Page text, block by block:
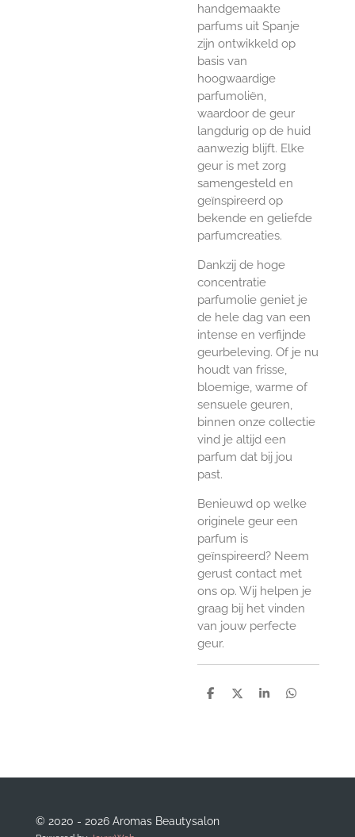
handgemaakte
parfums uit Spanje
zijn ontwikkeld op
basis van
hoogwaardige
parfumoliën,
waardoor de geur
langdurig op de huid
aanwezig blijft. Elke
geur is met zorg
samengesteld en
geïnspireerd op
bekende en geliefde
parfumcreaties.
Dankzij de hoge
concentratie
parfumolie geniet je
de hele dag van een
intense en verfijnde
geurbeleving. Of je nu
houdt van frisse,
bloemige, warme of
sensuele geuren,
binnen onze collectie
vind je altijd een
parfum dat bij jou
past.
Benieuwd op welke
originele geur een
parfum is
geïnspireerd? Neem
gerust contact met
ons op. Wij helpen je
graag bij het vinden
van jouw perfecte
geur.
D
D
S
D
© 2020 - 2026 Aromas Beautysalon